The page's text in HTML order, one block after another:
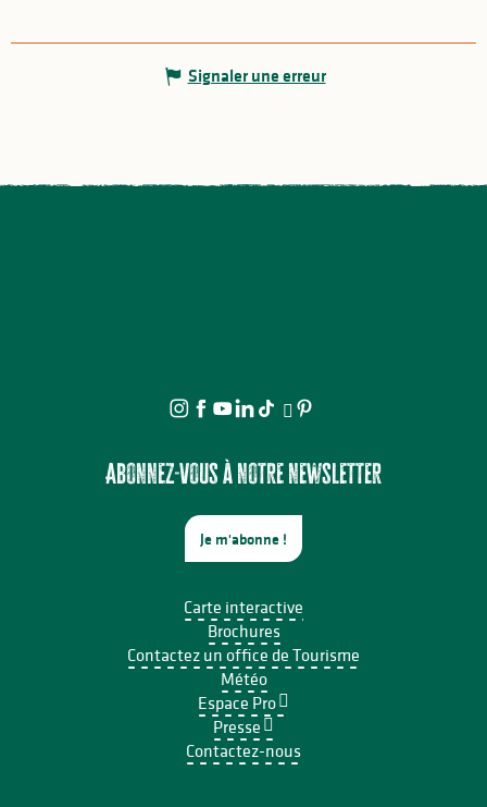
Signaler une erreur
Abonnez-vous à notre newsletter
Je m'abonne !
Carte interactive
Brochures
Contactez un office de Tourisme
Météo
Espace Pro
Presse
Contactez-nous